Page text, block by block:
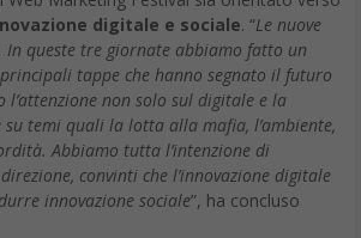
digitale e sociale. “Le nuove
In queste tre giornate abbiamo fatto un
tappe che hanno segnato il futuro
l’attenzione non solo sul digitale e la
su temi quali la lotta alla mafia, l’ambiente,
Abbiamo tutta l’intenzione di
convinti che l’innovazione digitale
innovazione sociale”, ha concluso